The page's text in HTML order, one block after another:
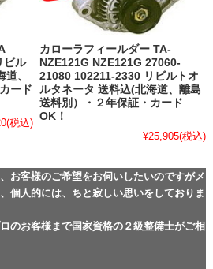
ビル
、
ード
(税込)
カローラフィールダー TA-
NZE121G NZE121G 27060-
21080 102211-2330 リビルトオ
ルタネータ 送料込(北海道、離島
送料別）・２年保証・カード
OK！
¥25,905(税込)
お客様のご希望をお伺いしたいのですがメ
個人的には、ちと寂しい思いをしておりま
のお客様まで国家資格の２級整備士がご相